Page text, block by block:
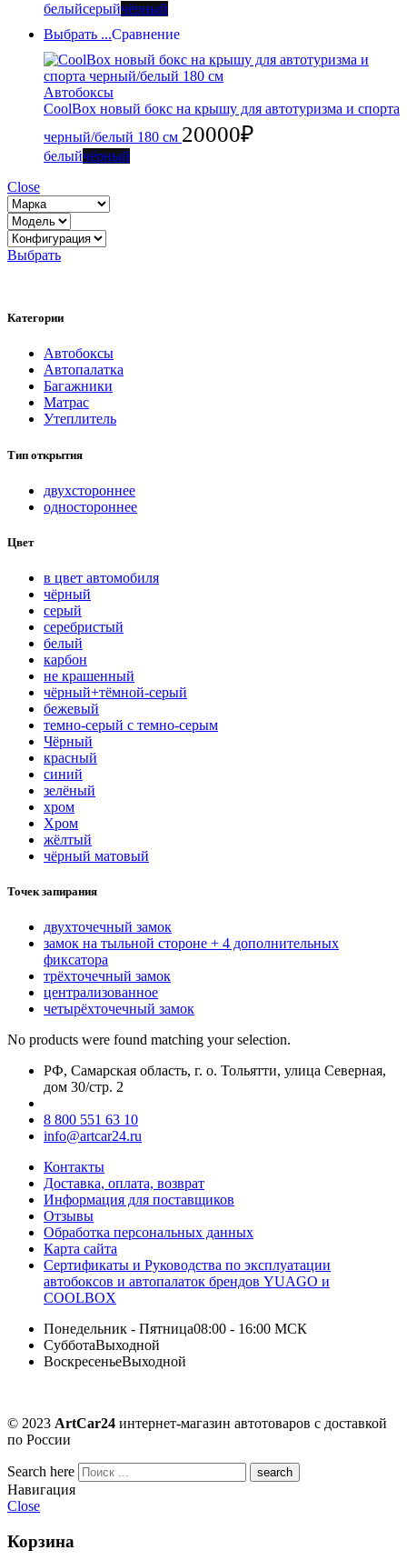
белыйсерыйчёрный
Выбрать ...Сравнение
Автобоксы
CoolBox новый бокс на крышу для автотуризма и спорта
черный/белый 180 см 20000₽
белыйчёрный
Close
Выбрать
Категории
Автобоксы
Автопалатка
Багажники
Матрас
Утеплитель
Тип открытия
двухстороннее
одностороннее
Цвет
в цвет автомобиля
чёрный
серый
серебристый
белый
карбон
нe кpaшeнный
чёрный+тёмной-серый
бежевый
темно-серый с темно-серым
Чёрный
красный
синий
зелёный
хром
Хром
жёлтый
чёрный матовый
Точек запирания
двухточечный замок
замок на тыльной стороне + 4 дополнительных
фиксатора
трёхточечный замок
централизованное
четырёхточечный замок
No products were found matching your selection.
РФ, Самарская область, г. о. Тольятти, улица Северная,
дом 30/стр. 2
8 800 551 63 10
info@artcar24.ru
Контакты
Доставка, оплата, возврат
Информация для поставщиков
Отзывы
Обработка персональных данных
Карта сайта
Сертификаты и Руководства по эксплуатации
автобоксов и автопалаток брендов YUAGO и
COOLBOX
Понедельник - Пятница08:00 - 16:00 МСК
СубботаВыходной
ВоскресеньеВыходной
© 2023 ArtCar24 интернет-магазин автотоваров с доставкой
по России
Search here
Навигация
Close
Корзина